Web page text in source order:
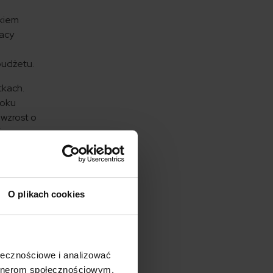
O plikach cookies
i analizować
społecznościowym,
o
błysk,